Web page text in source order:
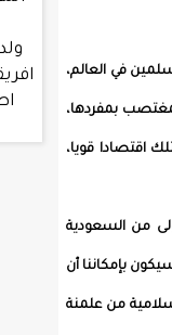
في العالم،
بمفردها،
اقتصادا قويا،
من السعودية
بإمكاننا أن
من علمنة